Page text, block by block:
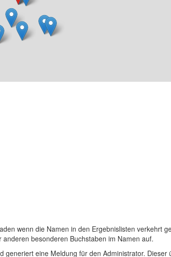
wenn die Namen in den Ergebnislisten verkehrt
besonderen Buchstaben im Namen auf.
eine Meldung für den Administrator.